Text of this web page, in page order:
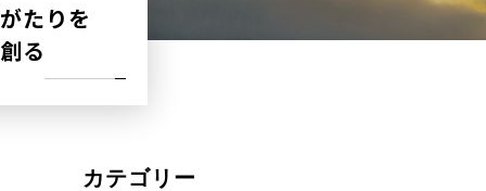
たりを
る
カテゴリー